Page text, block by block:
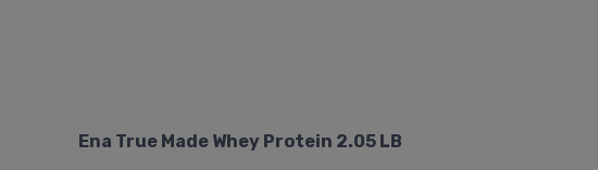
Ena True Made Whey Protein 2.05 LB